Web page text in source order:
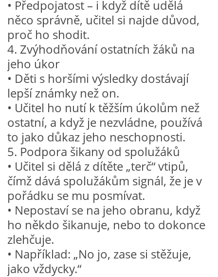
PÍSNĚ K TÉMATU LÉTO
BÁSNĚ K TÉMATU LÉTO
POHYBOVÉ AKTIVITY NA TÉMA LÉTO
PÍSNĚ K TÉMATU PODZIM
BÁSNĚ K TÉMATU PODZIM
POHYBOVÉ AKTIVITY NA TÉMA PODZIM
PÍSNĚ K TÉMATU ZIMA
BÁSNĚ K TÉMATU ZIMA
POHYBOVÉ AKTIVITY NA TÉMA ZIMA
• Předpojatost – i když dítě udělá
něco správně, učitel si najde důvod,
proč ho shodit.
4. Zvýhodňování ostatních žáků na
jeho úkor
• Děti s horšími výsledky dostávají
lepší známky než on.
• Učitel ho nutí k těžším úkolům než
ostatní, a když je nezvládne, používá
to jako důkaz jeho neschopnosti.
5. Podpora šikany od spolužáků
• Učitel si dělá z dítěte „terč“ vtipů,
čímž dává spolužákům signál, že je v
pořádku se mu posmívat.
• Nepostaví se na jeho obranu, když
ho někdo šikanuje, nebo to dokonce
zlehčuje.
• Například: „No jo, zase si stěžuje,
jako vždycky.“